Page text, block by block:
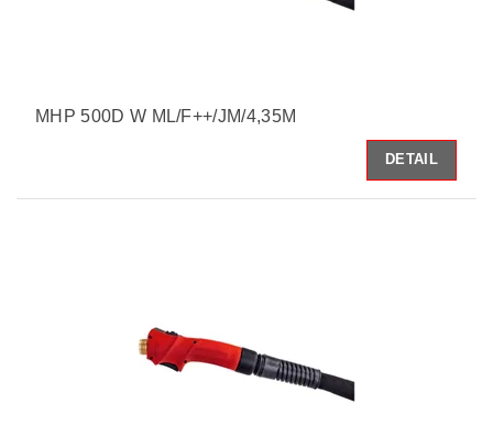
MHP 500D W ML/F++/JM/4,35M
DETAIL